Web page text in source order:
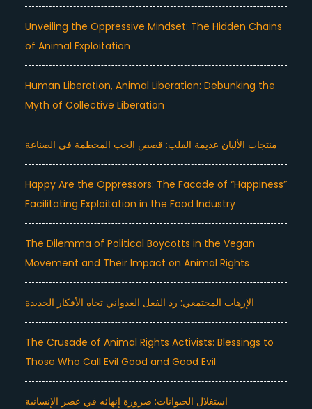
Unveiling the Oppressive Mindset: The Hidden Chains
of Animal Exploitation
Human Liberation, Animal Liberation: Debunking the
Myth of Collective Liberation
منتجات الألبان عديمة القلب: قصص الحب المحطمة في الصناعة
Happy Are the Oppressors: The Facade of “Happiness”
Facilitating Exploitation in the Food Industry
The Dilemma of Political Boycotts in the Vegan
Movement and Their Impact on Animal Rights
الإرهاب المجتمعي: رد الفعل العدواني تجاه الأفكار الجديدة
The Crusade of Animal Rights Activists: Blessings to
Those Who Call Evil Good and Good Evil
استغلال الحيوانات: ضرورة إنهائه في عصر الإنسانية